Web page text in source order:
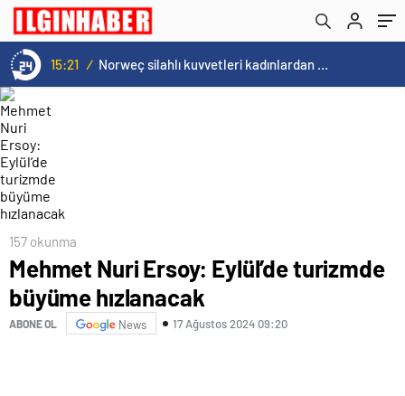
15:21 / Norweç silahlı kuvvetleri kadınlardan oluşan özel kuvvetler eğitimlerini başlattı.
157 okunma
Mehmet Nuri Ersoy: Eylül’de turizmde
büyüme hızlanacak
ABONE OL News 17 Ağustos 2024 09:20